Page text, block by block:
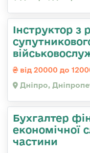
Інструктор з
від 20000 до
Дніпро,
Бухгалтер
економічної
частини